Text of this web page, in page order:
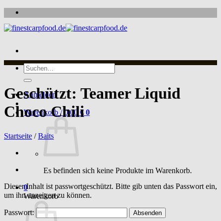
Zum
Inhalt
springen
Suche
nach:
Anmelden
Warenkorb / 0,00 € 0
Es befinden sich keine Produkte im Warenkorb.
0
Warenkorb
Geschützt: Teamer Liquid
Choco Chili
Startseite / Baits
Dieser Inhalt ist passwortgeschützt. Bitte gib unten das Passwort ein,
um ihn anzeigen zu können.
Passwort: